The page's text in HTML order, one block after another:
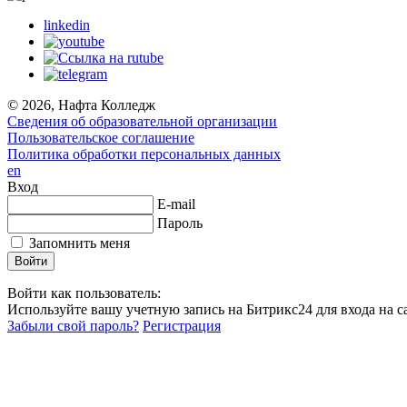
linkedin
© 2026, Нафта Колледж
Сведения об образовательной организации
Пользовательское соглашение
Политика обработки персональных данных
en
Вход
E-mail
Пароль
Запомнить меня
Войти как пользователь:
Используйте вашу учетную запись на Битрикс24 для входа на
Забыли свой пароль? Регистрация